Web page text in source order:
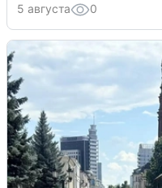
5 августа 0